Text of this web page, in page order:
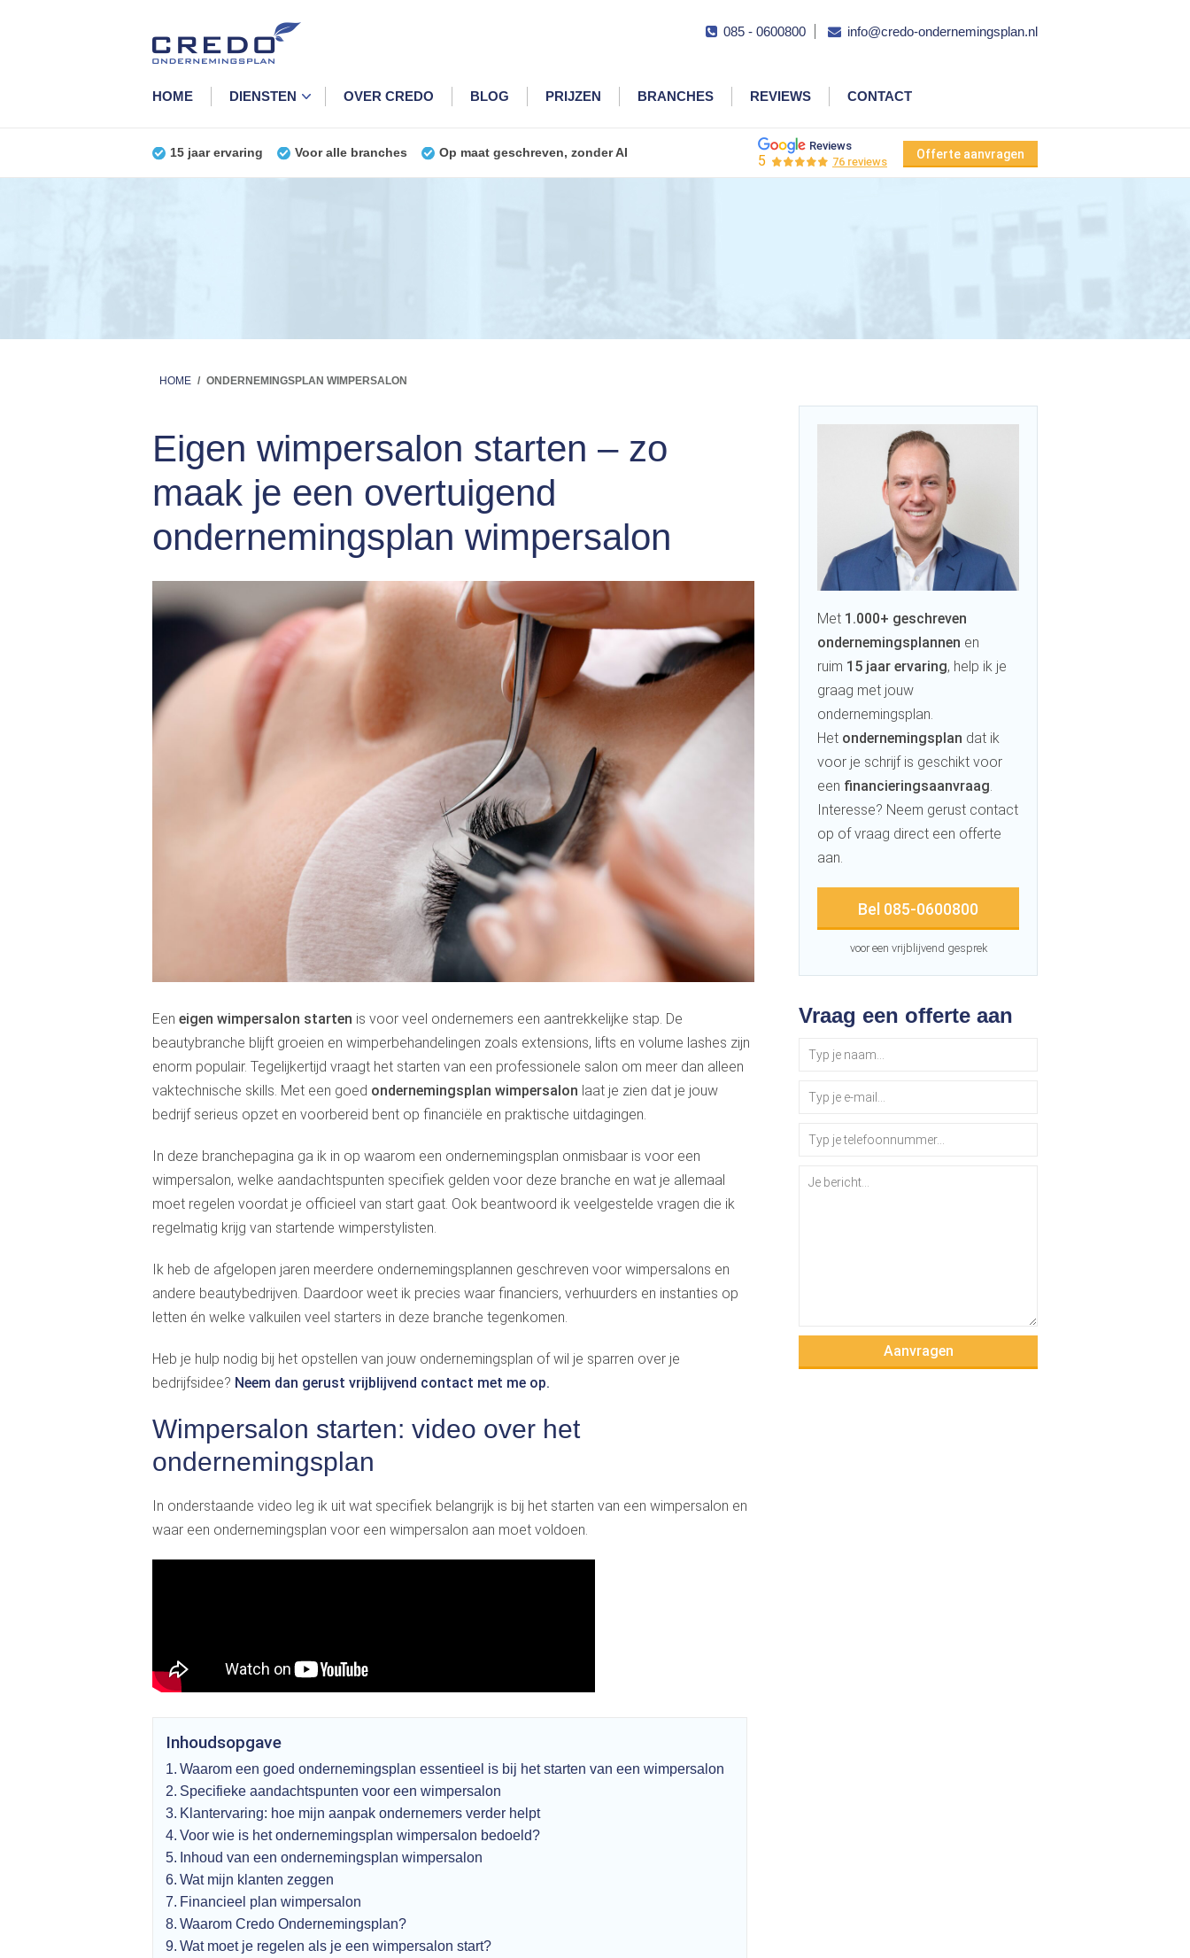
085 - 0600800 info@credo-ondernemingsplan.nl
HOME DIENSTEN OVER CREDO BLOG PRIJZEN BRANCHES REVIEWS CONTACT
15 jaar ervaring Voor alle branches Op maat geschreven, zonder AI Reviews
5 76 reviews
Offerte aanvragen
HOME / ONDERNEMINGSPLAN WIMPERSALON
Eigen wimpersalon starten – zo
maak je een overtuigend
ondernemingsplan wimpersalon
Een eigen wimpersalon starten is voor veel ondernemers een aantrekkelijke stap. De
beautybranche blijft groeien en wimperbehandelingen zoals extensions, lifts en volume lashes zijn
enorm populair. Tegelijkertijd vraagt het starten van een professionele salon om meer dan alleen
vaktechnische skills. Met een goed ondernemingsplan wimpersalon laat je zien dat je jouw
bedrijf serieus opzet en voorbereid bent op financiële en praktische uitdagingen.
In deze branchepagina ga ik in op waarom een ondernemingsplan onmisbaar is voor een
wimpersalon, welke aandachtspunten specifiek gelden voor deze branche en wat je allemaal
moet regelen voordat je officieel van start gaat. Ook beantwoord ik veelgestelde vragen die ik
regelmatig krijg van startende wimperstylisten.
Ik heb de afgelopen jaren meerdere ondernemingsplannen geschreven voor wimpersalons en
andere beautybedrijven. Daardoor weet ik precies waar financiers, verhuurders en instanties op
letten én welke valkuilen veel starters in deze branche tegenkomen.
Heb je hulp nodig bij het opstellen van jouw ondernemingsplan of wil je sparren over je
bedrijfsidee? Neem dan gerust vrijblijvend contact met me op.
Wimpersalon starten: video over het
ondernemingsplan
In onderstaande video leg ik uit wat specifiek belangrijk is bij het starten van een wimpersalon en
waar een ondernemingsplan voor een wimpersalon aan moet voldoen.
Inhoudsopgave
Waarom een goed ondernemingsplan essentieel is bij het starten van een wimpersalon
Specifieke aandachtspunten voor een wimpersalon
Klantervaring: hoe mijn aanpak ondernemers verder helpt
Voor wie is het ondernemingsplan wimpersalon bedoeld?
Inhoud van een ondernemingsplan wimpersalon
Wat mijn klanten zeggen
Financieel plan wimpersalon
Waarom Credo Ondernemingsplan?
Wat moet je regelen als je een wimpersalon start?
Met 1.000+ geschreven
ondernemingsplannen en
ruim 15 jaar ervaring, help ik je
graag met jouw
ondernemingsplan.
Het ondernemingsplan dat ik
voor je schrijf is geschikt voor
een financieringsaanvraag.
Interesse? Neem gerust contact
op of vraag direct een offerte
aan.
Bel 085-0600800
voor een vrijblijvend gesprek
Vraag een offerte aan
Aanvragen